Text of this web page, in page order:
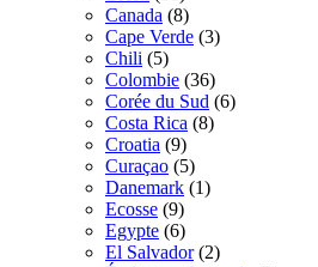
Canada (8)
Cape Verde (3)
Chili (5)
Colombie (36)
Corée du Sud (6)
Costa Rica (8)
Croatia (9)
Curaçao (5)
Danemark (1)
Ecosse (9)
Egypte (6)
El Salvador (2)